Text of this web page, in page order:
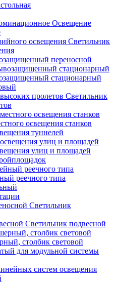
Освещение
Светильник
переносной
стационарный
Светильник
освещения станков
туннелей
улиц и площадей
реечного типа
Светильник
Светильник подвесной
столбик световой
для модульной системы
систем освещения